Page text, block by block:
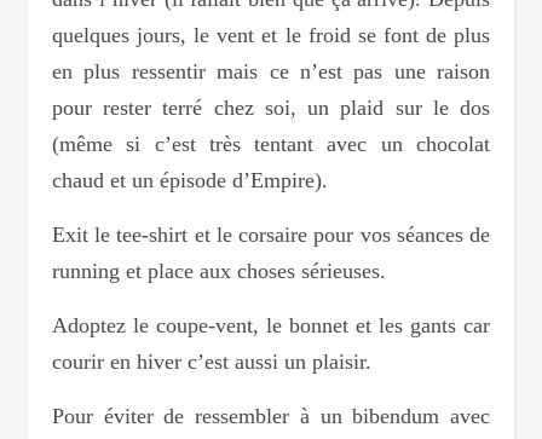
quelques jours, le vent et le froid se font de plus
en plus ressentir mais ce n’est pas une raison
pour rester terré chez soi, un plaid sur le dos
(même si c’est très tentant avec un chocolat
chaud et un épisode d’Empire).
Exit le tee-shirt et le corsaire pour vos séances de
running et place aux choses sérieuses.
Adoptez le coupe-vent, le bonnet et les gants car
courir en hiver c’est aussi un plaisir.
Pour éviter de ressembler à un bibendum avec